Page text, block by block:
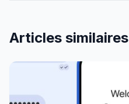
Articles similaires